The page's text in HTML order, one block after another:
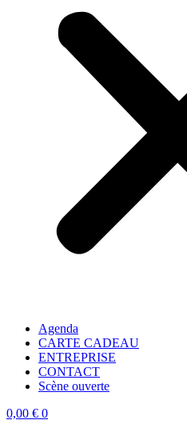
Agenda
CARTE CADEAU
ENTREPRISE
CONTACT
Scène ouverte
0,00 € 0